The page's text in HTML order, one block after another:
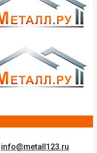
info@metall123.ru